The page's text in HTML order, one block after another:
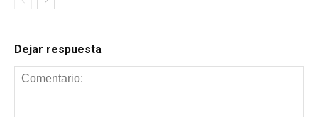
Dejar respuesta